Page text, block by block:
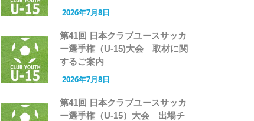
2026年7月8日
第41回 日本クラブユースサッカ
ー選手権（U-15)大会 取材に関
するご案内
2026年7月8日
第41回 日本クラブユースサッカ
ー選手権（U-15）大会 出場チ